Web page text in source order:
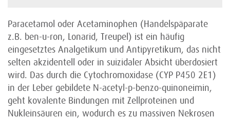
Paracetamol oder Acetaminophen (Handelspäparate
z.B. ben-u-ron, Lonarid, Treupel) ist ein häufig
eingesetztes Analgetikum und Antipyretikum, das nicht
selten akzidentell oder in suizidaler Absicht überdosiert
wird. Das durch die Cytochromoxidase (CYP P450 2E1)
in der Leber gebildete N-acetyl-p-benzo-quinoneimin,
geht kovalente Bindungen mit Zellproteinen und
Nukleinsäuren ein, wodurch es zu massiven Nekrosen